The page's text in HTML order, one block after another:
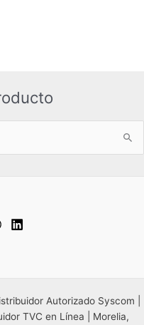
Autorizado Syscom |
TVC en Línea | Morelia,